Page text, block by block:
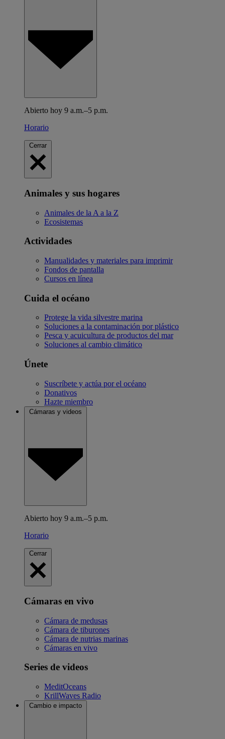
Abierto hoy 9 a.m.–5 p.m.
Horario
Cerrar
Animales y sus hogares
Animales de la A a la Z
Ecosistemas
Actividades
Manualidades y materiales para imprimir
Fondos de pantalla
Cursos en línea
Cuida el océano
Protege la vida silvestre marina
Soluciones a la contaminación por plástico
Pesca y acuicultura de productos del mar
Soluciones al cambio climático
Únete
Suscríbete y actúa por el océano
Donativos
Hazte miembro
Cámaras y videos
Abierto hoy 9 a.m.–5 p.m.
Horario
Cerrar
Cámaras en vivo
Cámara de medusas
Cámara de tiburones
Cámara de nutrias marinas
Cámaras en vivo
Series de videos
MeditOceans
KrillWaves Radio
Cambio e impacto